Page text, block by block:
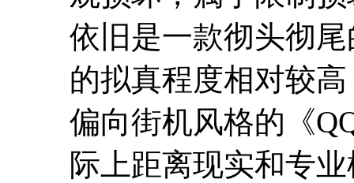
依旧是一款彻头彻
的拟真程度相对较
偏向街机风格的《
际上距离现实和专